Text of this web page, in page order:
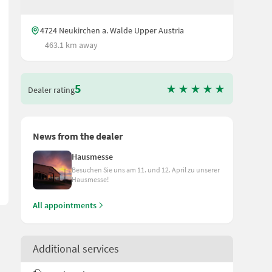
160 kg - Luftleistung Kompressor: 8.100 l/min -
4724 Neukirchen a. Walde Upper Austria
463.1 km away
Dealer rating5
News from the dealer
Hausmesse
Besuchen Sie uns am 11. und 12. April zu unserer
Hausmesse!
All appointments
Additional services